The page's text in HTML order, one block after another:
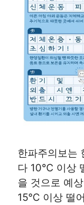
한파주의보는
다 10℃ 이상
을 것으로 예
15℃ 이상 떨